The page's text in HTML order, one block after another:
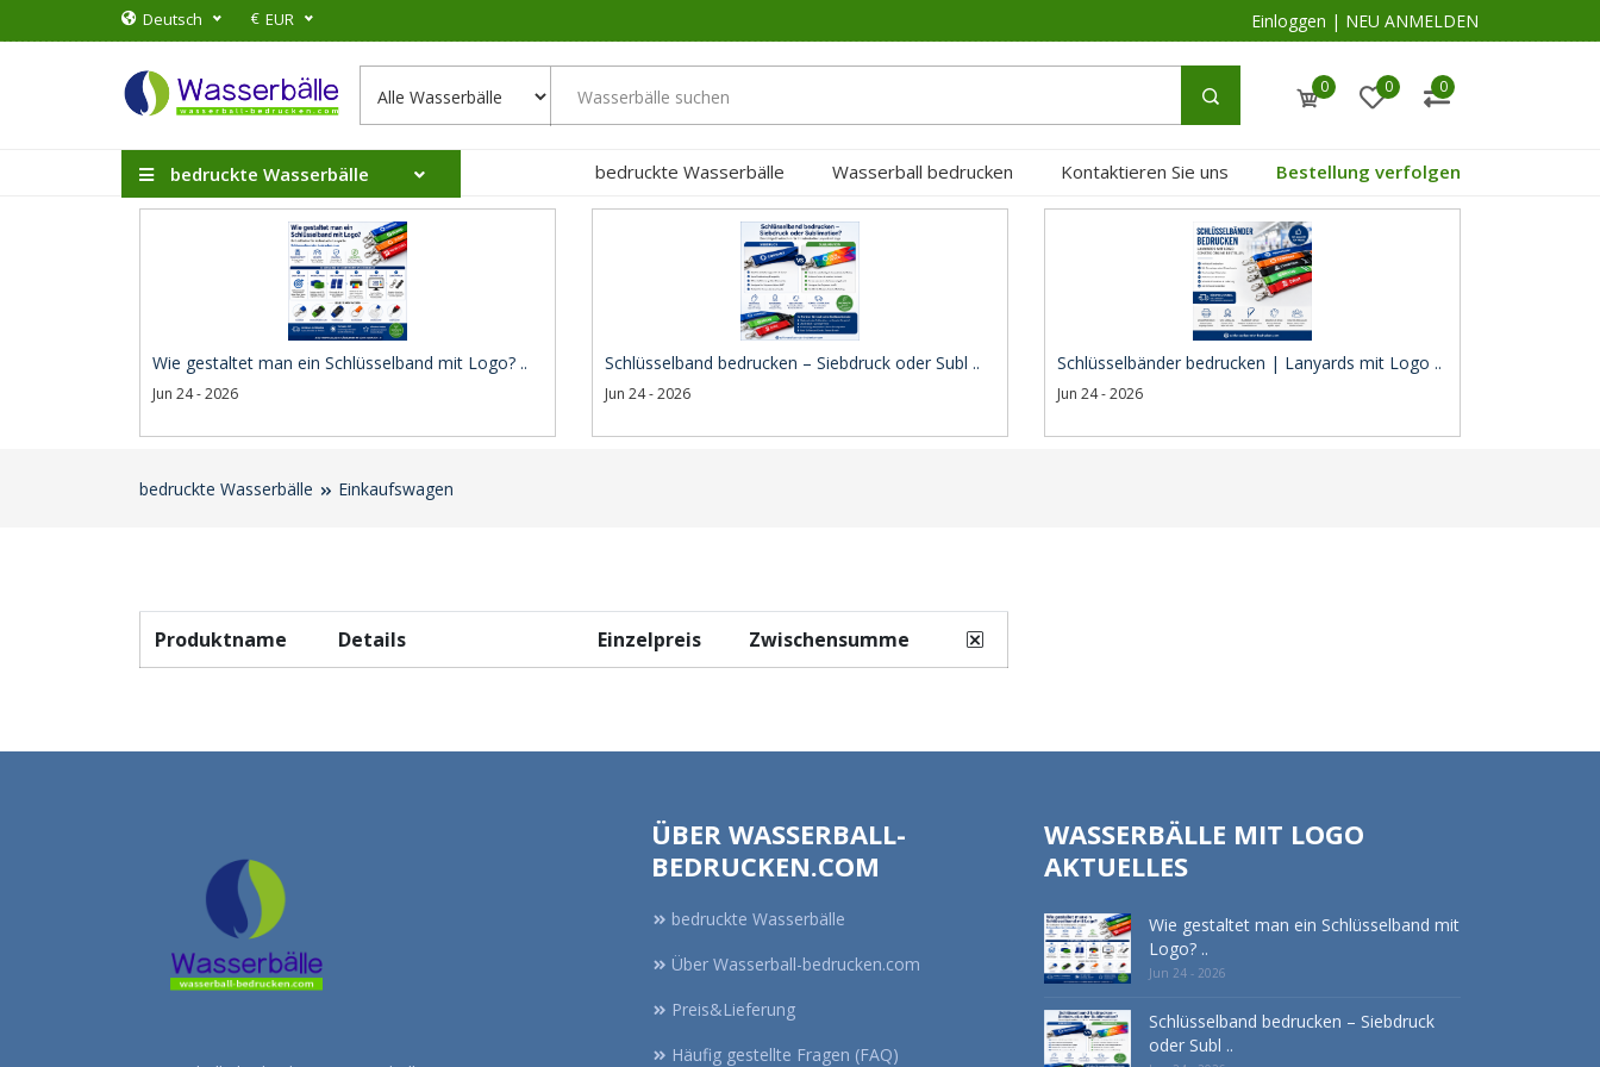
Deutsch € EUR Einloggen | NEU ANMELDEN
0 0 0
bedruckte Wasserbälle bedruckte Wasserbälle Wasserball bedrucken Kontaktieren Sie uns Bestellung verfolgen
Wie gestaltet man ein Schlüsselband mit Logo? ..
Jun 24 - 2026
Schlüsselband bedrucken – Siebdruck oder Subl ..
Jun 24 - 2026
Schlüsselbänder bedrucken | Lanyards mit Logo ..
Jun 24 - 2026
bedruckte Wasserbälle Einkaufswagen
Produktname Details Einzelpreis Zwischensumme
ÜBER WASSERBALL-
BEDRUCKEN.COM
bedruckte Wasserbälle
Über Wasserball-bedrucken.com
Preis&Lieferung
Häufig gestellte Fragen (FAQ)
WASSERBÄLLE MIT LOGO
AKTUELLES
Wie gestaltet man ein Schlüsselband mit
Logo? ..
Jun 24 - 2026
Schlüsselband bedrucken – Siebdruck
oder Subl ..